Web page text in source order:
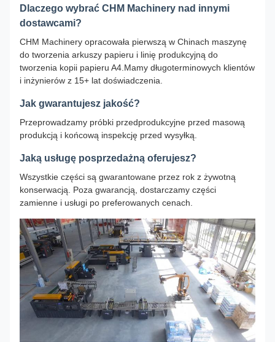
Dlaczego wybrać CHM Machinery nad innymi
dostawcami?
CHM Machinery opracowała pierwszą w Chinach maszynę
do tworzenia arkuszy papieru i linię produkcyjną do
tworzenia kopii papieru A4.Mamy długoterminowych klientów
i inżynierów z 15+ lat doświadczenia.
Jak gwarantujesz jakość?
Przeprowadzamy próbki przedprodukcyjne przed masową
produkcją i końcową inspekcję przed wysyłką.
Jaką usługę posprzedażną oferujesz?
Wszystkie części są gwarantowane przez rok z żywotną
konserwacją. Poza gwarancją, dostarczamy części
zamienne i usługi po preferowanych cenach.